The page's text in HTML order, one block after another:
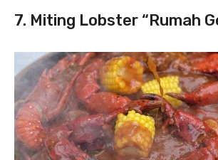
7. Miting Lobster “Rumah